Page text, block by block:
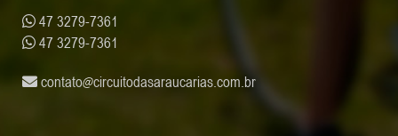
47 3279-7361
47 3279-7361
contato circuitodasaraucarias.com.br